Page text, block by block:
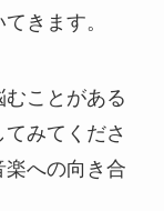
きます。
ことがある
みてくださ
への向き合